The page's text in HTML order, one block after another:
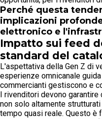
Perché questa
implicazioni
elettronico e
Impatto sui feed
standard del
L'aspettativa della Gen Z di
esperienze omnicanale
commercianti gestiscono e
I rivenditori devono
non solo altamente
tempo quasi reale. Questo è